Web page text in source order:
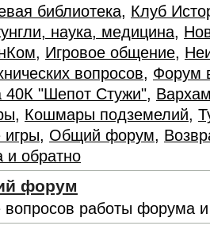
библиотека, Клуб
наука, медицина,
, Игровое общение,
вопросов, Форум
40К "Шепот Стужи",
, Кошмары подземелий,
, Общий форум,
и обратно
форум
работы форума и